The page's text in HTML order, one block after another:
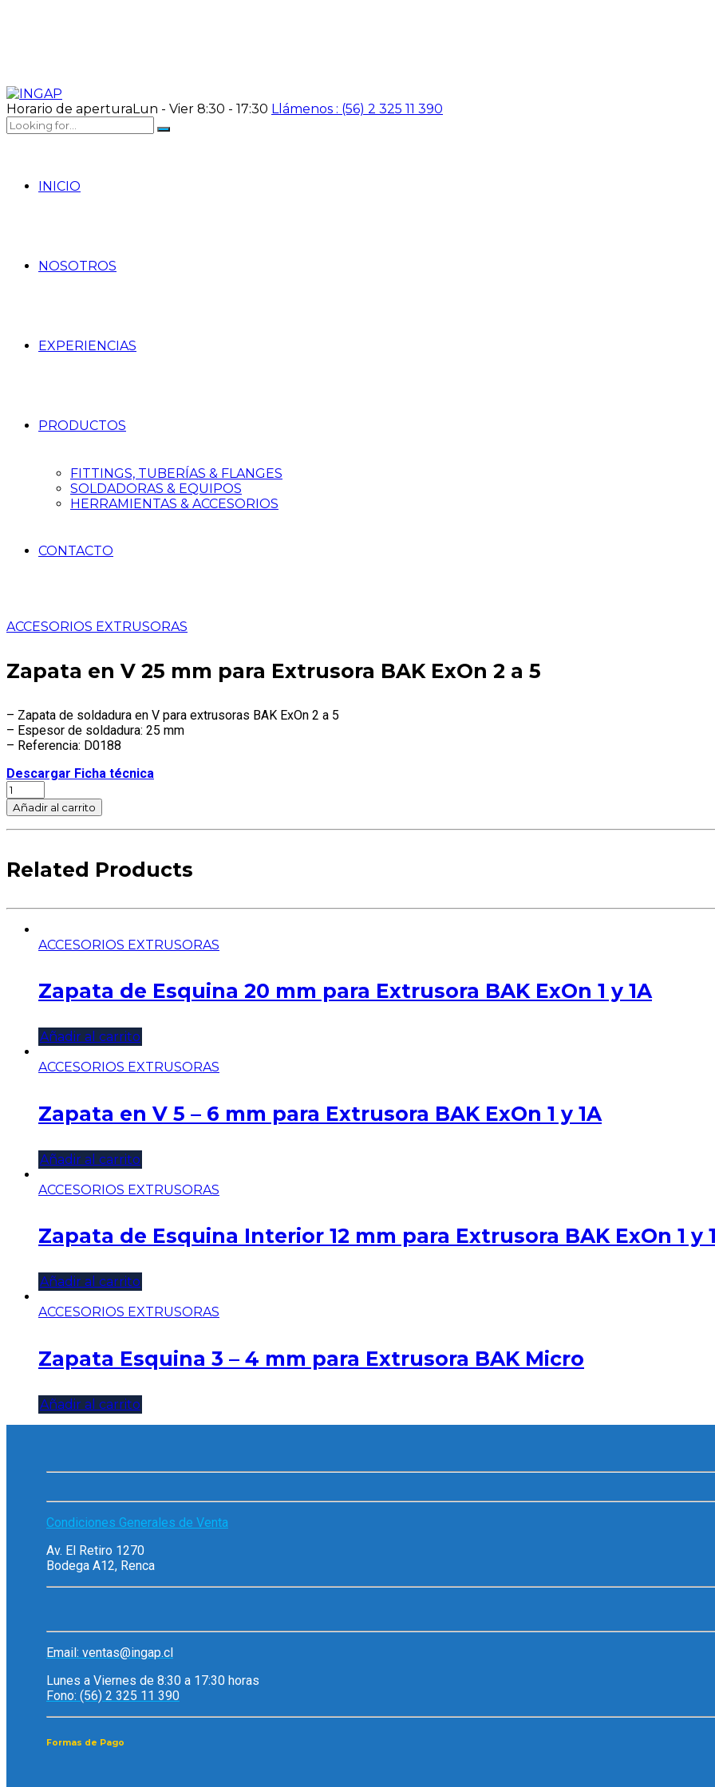
Horario de aperturaLun - Vier 8:30 - 17:30 Llámenos : (56) 2 325 11 390
INICIO
NOSOTROS
EXPERIENCIAS
PRODUCTOS
FITTINGS, TUBERÍAS & FLANGES
SOLDADORAS & EQUIPOS
HERRAMIENTAS & ACCESORIOS
CONTACTO
ACCESORIOS EXTRUSORAS
Zapata en V 25 mm para Extrusora BAK ExOn 2 a 5
– Zapata de soldadura en V para extrusoras BAK ExOn 2 a 5
– Espesor de soldadura: 25 mm
– Referencia: D0188
Descargar Ficha técnica
Zapata
en
V
25
para
Extrusora
ExOn
Añadir al carrito
Related Products
ACCESORIOS EXTRUSORAS
Zapata de Esquina 20 mm para Extrusora BAK ExOn 1 y 1A
Añadir al carrito
ACCESORIOS EXTRUSORAS
Zapata en V 5 – 6 mm para Extrusora BAK ExOn 1 y 1A
Añadir al carrito
ACCESORIOS EXTRUSORAS
Zapata de Esquina Interior 12 mm para Extrusora BAK ExOn 1 y
Añadir al carrito
ACCESORIOS EXTRUSORAS
Zapata Esquina 3 – 4 mm para Extrusora BAK Micro
Añadir al carrito
Condiciones Generales de Venta
Av. El Retiro 1270
Bodega A12, Renca
Email: ventas@ingap.cl
Lunes a Viernes de 8:30 a 17:30 horas
Fono: (56) 2 325 11 390
Formas de Pago